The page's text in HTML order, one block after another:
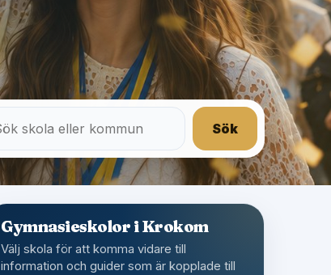
Sök
Gymnasieskolor i Krokom
Välj skola för att komma vidare till
information och guider som är kopplade till